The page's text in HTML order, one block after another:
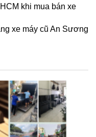
khi mua bán xe
xe máy cũ An Sương